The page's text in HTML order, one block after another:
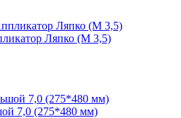
Ляпко (М 3,5)
7,0 (275*480 мм)